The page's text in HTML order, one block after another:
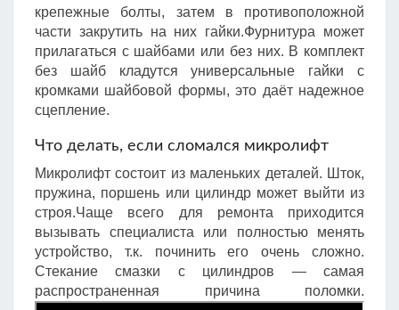
крепежные болты, затем в противоположной
части закрутить на них гайки.Фурнитура может
прилагаться с шайбами или без них. В комплект
без шайб кладутся универсальные гайки с
кромками шайбовой формы, это даёт надежное
сцепление.
Что делать, если сломался микролифт
Микролифт состоит из маленьких деталей. Шток,
пружина, поршень или цилиндр может выйти из
строя.Чаще всего для ремонта приходится
вызывать специалиста или полностью менять
устройство, т.к. починить его очень сложно.
Стекание смазки с цилиндров — самая
распространенная причина поломки.